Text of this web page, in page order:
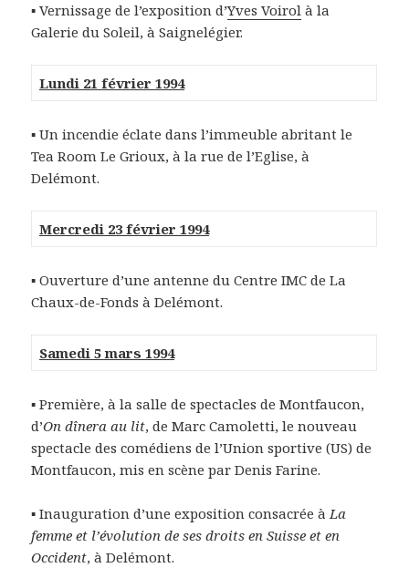
▪ Vernissage de l’exposition d’Yves Voirol à la
Galerie du Soleil, à Saignelégier.
Lundi 21 février 1994
▪ Un incendie éclate dans l’immeuble abritant le
Tea Room Le Grioux, à la rue de l’Eglise, à
Delémont.
Mercredi 23 février 1994
▪ Ouverture d’une antenne du Centre IMC de La
Chaux-de-Fonds à Delémont.
Samedi 5 mars 1994
▪ Première, à la salle de spectacles de Montfaucon,
d’On dînera au lit, de Marc Camoletti, le nouveau
spectacle des comédiens de l’Union sportive (US) de
Montfaucon, mis en scène par Denis Farine.
▪ Inauguration d’une exposition consacrée àLa
femme et l’évolution de ses droits en Suisse et en
Occident, à Delémont.